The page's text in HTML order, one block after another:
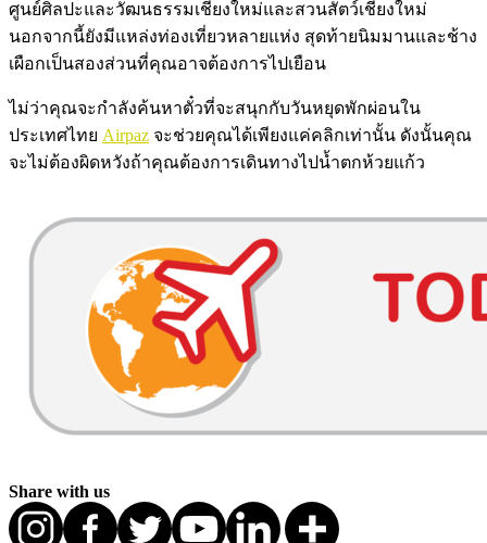
ศูนย์ศิลปะและวัฒนธรรมเชียงใหม่และสวนสัตว์เชียงใหม่
นอกจากนี้ยังมีแหล่งท่องเที่ยวหลายแห่ง สุดท้ายนิมมานและช้าง
เผือกเป็นสองส่วนที่คุณอาจต้องการไปเยือน
ไม่ว่าคุณจะกำลังค้นหาตั๋วที่จะสนุกกับวันหยุดพักผ่อนใน
ประเทศไทย Airpaz จะช่วยคุณได้เพียงแค่คลิกเท่านั้น ดังนั้นคุณ
จะไม่ต้องผิดหวังถ้าคุณต้องการเดินทางไปน้ำตกห้วยแก้ว
Share with us